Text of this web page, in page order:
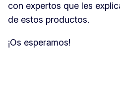
con expertos que les
de estos productos.
¡Os esperamos!